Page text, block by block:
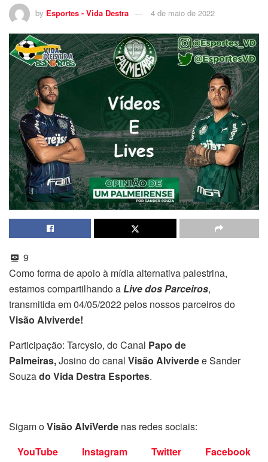
by Esportes - Vida Destra 4 de maio de 2022
9
Como forma de apoio à mídia alternativa palestrina,
estamos compartilhando aLive dos Parceiros,
transmitida em 04/05/2022 pelos nossos parceiros do
Visão Alviverde!
Participação: Tarcysio, do Canal Papo de
Palmeiras,Josino do canal Visão Alviverdee Sander
Souzado Vida Destra Esportes.
Sigam oVisão AlviVerde nas redes sociais:
YouTube
Instagram Twitter Facebook